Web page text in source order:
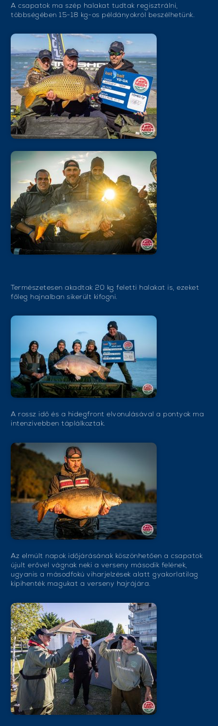
A csapatok ma szép halakat tudtak regisztrálni,
többségében 15-18 kg-os példányokról beszélhetünk.
Természetesen akadtak 20 kg feletti halakat is, ezeket
főleg hajnalban sikerült kifogni.
A rossz idő és a hidegfront elvonulásával a pontyok ma
intenzívebben táplálkoztak.
Az elmúlt napok időjárásának köszönhetően a csapatok
újult erővel vágnak neki a verseny második felének,
ugyanis a másodfokú viharjelzések alatt gyakorlatilag
kipihenték magukat a verseny hajrájára.